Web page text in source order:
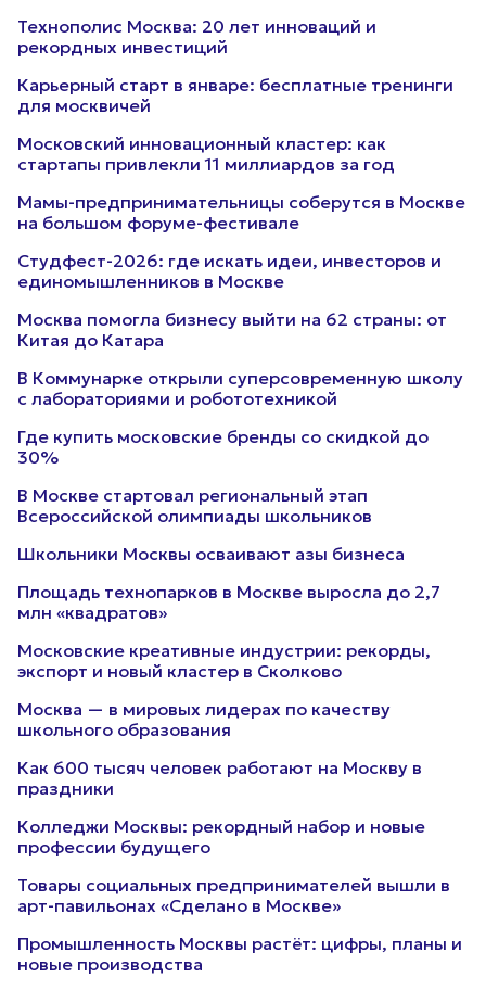
Технополис Москва: 20 лет инноваций и
рекордных инвестиций
Карьерный старт в январе: бесплатные тренинги
для москвичей
Московский инновационный кластер: как
стартапы привлекли 11 миллиардов за год
Мамы-предпринимательницы соберутся в Москве
на большом форуме-фестивале
Студфест-2026: где искать идеи, инвесторов и
единомышленников в Москве
Москва помогла бизнесу выйти на 62 страны: от
Китая до Катара
В Коммунарке открыли суперсовременную школу
с лабораториями и робототехникой
Где купить московские бренды со скидкой до
30%
В Москве стартовал региональный этап
Всероссийской олимпиады школьников
Школьники Москвы осваивают азы бизнеса
Площадь технопарков в Москве выросла до 2,7
млн «квадратов»
Московские креативные индустрии: рекорды,
экспорт и новый кластер в Сколково
Москва — в мировых лидерах по качеству
школьного образования
Как 600 тысяч человек работают на Москву в
праздники
Колледжи Москвы: рекордный набор и новые
профессии будущего
Товары социальных предпринимателей вышли в
арт-павильонах «Сделано в Москве»
Промышленность Москвы растёт: цифры, планы и
новые производства